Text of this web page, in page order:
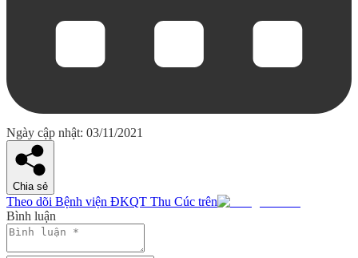
Ngày cập nhật: 03/11/2021
Chia sẻ
Theo dõi Bệnh viện ĐKQT Thu Cúc trên
Bình luận